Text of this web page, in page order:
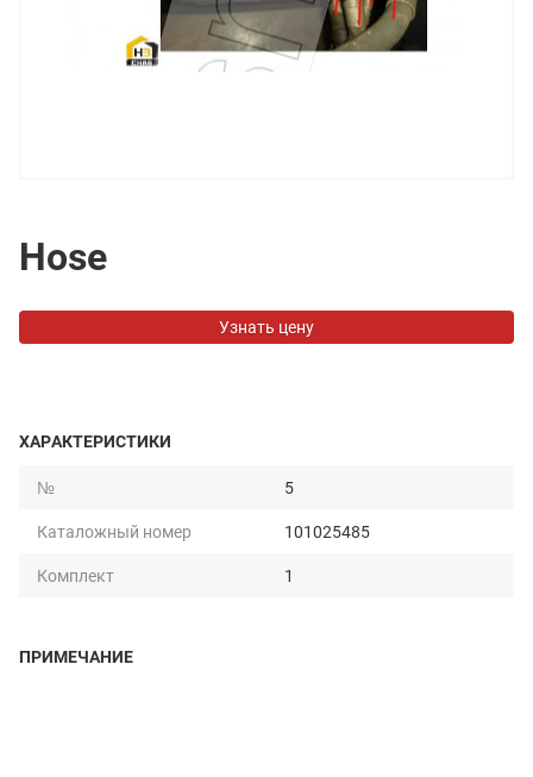
Hose
Узнать цену
ХАРАКТЕРИСТИКИ
№
5
Каталожный номер
101025485
Комплект
1
ПРИМЕЧАНИЕ